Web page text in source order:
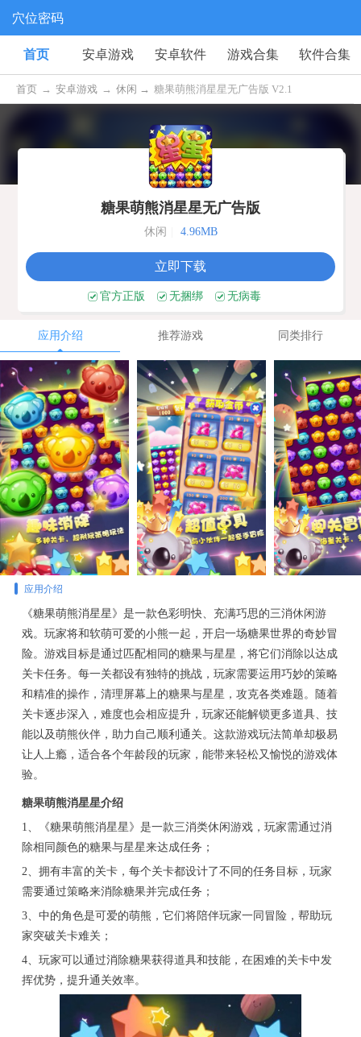
穴位密码
首页 安卓游戏 安卓软件 游戏合集 软件合集
首页 → 安卓游戏 → 休闲 → 糖果萌熊消星星无广告版 V2.1
糖果萌熊消星星无广告版
休闲 4.96MB
立即下载
官方正版 无捆绑 无病毒
应用介绍 推荐游戏 同类排行
应用介绍
《糖果萌熊消星星》是一款色彩明快、充满巧思的三消休闲游
戏。玩家将和软萌可爱的小熊一起，开启一场糖果世界的奇妙冒
险。游戏目标是通过匹配相同的糖果与星星，将它们消除以达成
关卡任务。每一关都设有独特的挑战，玩家需要运用巧妙的策略
和精准的操作，清理屏幕上的糖果与星星，攻克各类难题。随着
关卡逐步深入，难度也会相应提升，玩家还能解锁更多道具、技
能以及萌熊伙伴，助力自己顺利通关。这款游戏玩法简单却极易
让人上瘾，适合各个年龄段的玩家，能带来轻松又愉悦的游戏体
验。
糖果萌熊消星星介绍
1、《糖果萌熊消星星》是一款三消类休闲游戏，玩家需通过消
除相同颜色的糖果与星星来达成任务；
2、拥有丰富的关卡，每个关卡都设计了不同的任务目标，玩家
需要通过策略来消除糖果并完成任务；
3、中的角色是可爱的萌熊，它们将陪伴玩家一同冒险，帮助玩
家突破关卡难关；
4、玩家可以通过消除糖果获得道具和技能，在困难的关卡中发
挥优势，提升通关效率。